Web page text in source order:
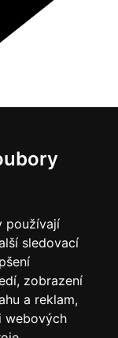
používají
sledovací
zobrazení
a reklam,
webových